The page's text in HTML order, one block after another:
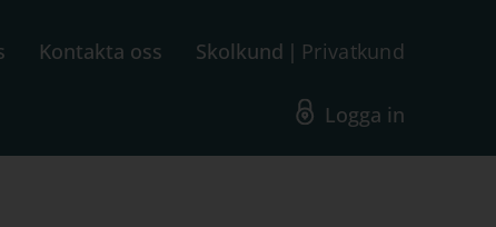
Kontakta oss Skolkund Privatkund
Logga in